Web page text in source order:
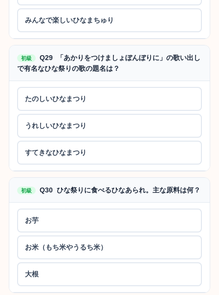
みんなで楽しいひなまちゅり
初級
Q29 「あかりをつけましょぼんぼりに」の歌い出し
で有名なひな祭りの歌の題名は？
たのしいひなまつり
うれしいひなまつり
すてきなひなまつり
初級 Q30 ひな祭りに食べるひなあられ。主な原料は何？
お芋
お米（もち米やうるち米）
大根